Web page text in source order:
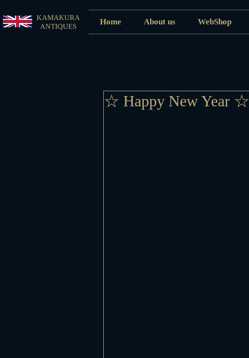
KAMAKURA
ANTIQUES
Home About us WebShop
☆ Happy New Year ☆